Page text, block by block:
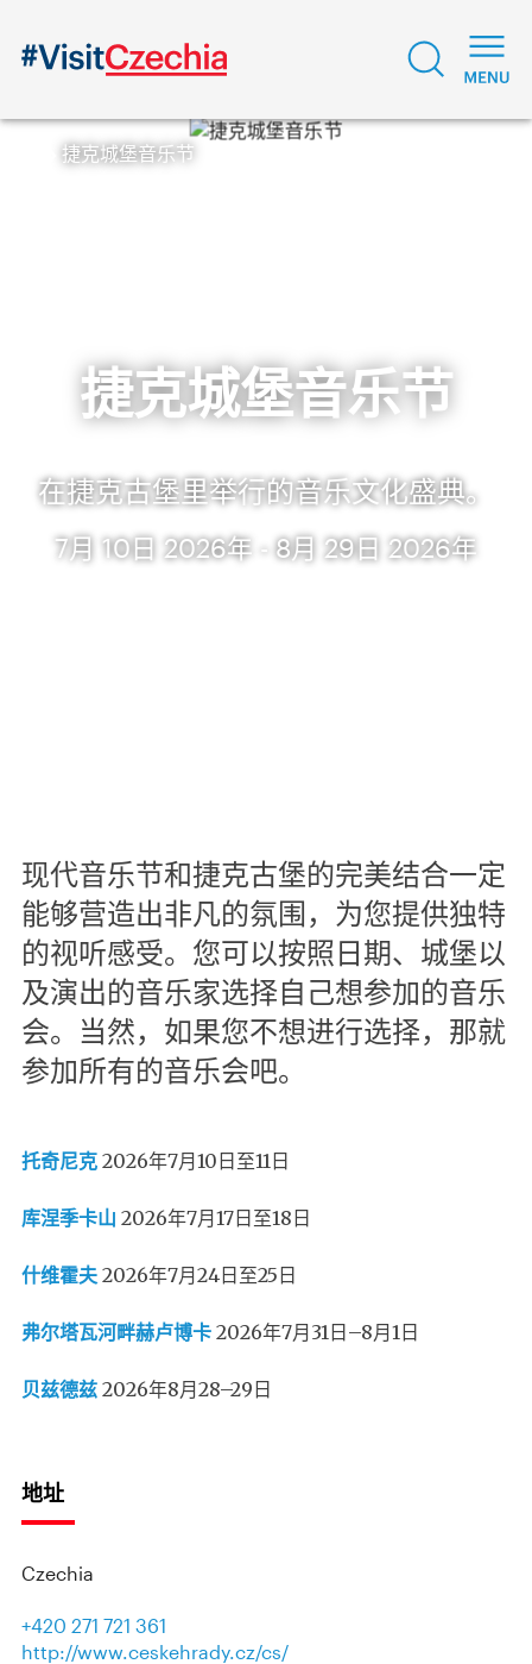
捷克城堡音乐节
捷克城堡音乐节
在捷克古堡里举行的音乐文化盛典。
7月 10日 2026年 - 8月 29日 2026年
现代音乐节和捷克古堡的完美结合一定
能够营造出非凡的氛围，为您提供独特
的视听感受。您可以按照日期、城堡以
及演出的音乐家选择自己想参加的音乐
会。当然，如果您不想进行选择，那就
参加所有的音乐会吧。
托奇尼克 2026年7月10日至11日
库涅季卡山 2026年7月17日至18日
什维霍夫 2026年7月24日至25日
弗尔塔瓦河畔赫卢博卡 2026年7月31日–8月1日
贝兹德兹 2026年8月28–29日
地址
Czechia
+420 271 721 361
http://www.ceskehrady.cz/cs/